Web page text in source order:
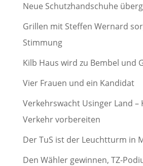
Neue Schutzhandschuhe
Grillen mit Steffen Wernard
Stimmung
Kilb Haus wird zu Bembel und
Vier Frauen und ein Kandidat
Verkehrswacht Usinger Land –
Verkehr vorbereiten
Der TuS ist der Leuchtturm in
Den Wähler gewinnen, TZ-